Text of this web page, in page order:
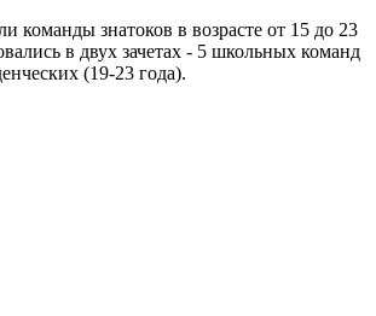
команды знатоков в возрасте от 15 до 23
в двух зачетах - 5 школьных команд
(19-23 года).